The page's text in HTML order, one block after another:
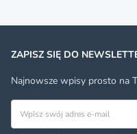
ZAPISZ SIĘ DO
Najnowsze wpisy prosto na